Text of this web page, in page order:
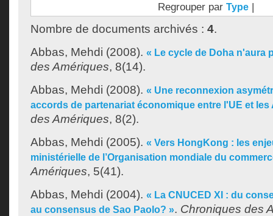
Regrouper par Type |
Nombre de documents archivés : 4.
Abbas, Mehdi (2008). « Le cycle de Doha n'aura
des Amériques, 8(14).
Abbas, Mehdi (2008). « Une reconnexion
accords de partenariat économique entre l'UE et les
des Amériques, 8(2).
Abbas, Mehdi (2005). « Vers HongKong : les
ministérielle de l’Organisation mondiale du
Amériques, 5(41).
Abbas, Mehdi (2004). « La CNUCED XI : du
au consensus de Sao Paolo? ». Chroniques des